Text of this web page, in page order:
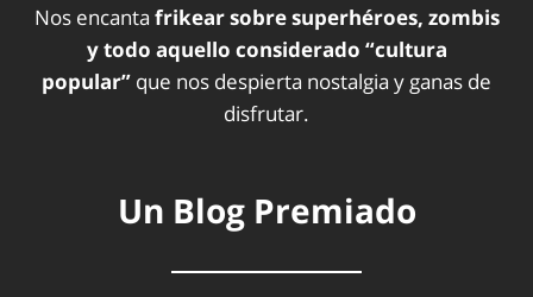
Nos encanta frikear sobre superhéroes, zombis
y todo aquello considerado “cultura
popular” que nos despierta nostalgia y ganas de
disfrutar.
Un Blog Premiado